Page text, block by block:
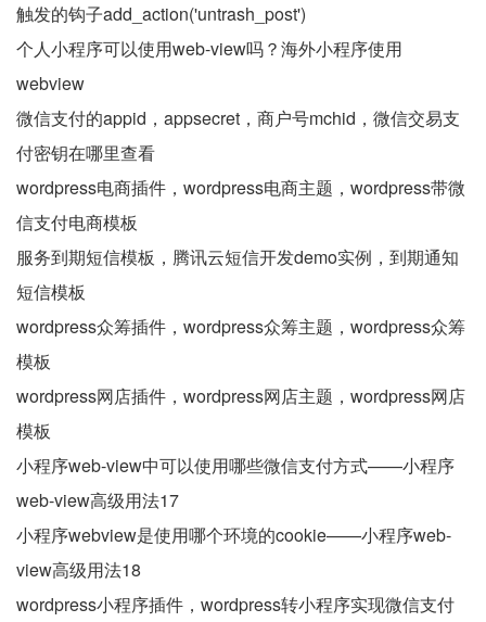
触发的钩子add_action('untrash_post')
个人小程序可以使用web-view吗？海外小程序使用
webview
微信支付的appid，appsecret，商户号mchid，微信交易支
付密钥在哪里查看
wordpress电商插件，wordpress电商主题，wordpress带微
信支付电商模板
服务到期短信模板，腾讯云短信开发demo实例，到期通知
短信模板
wordpress众筹插件，wordpress众筹主题，wordpress众筹
模板
wordpress网店插件，wordpress网店主题，wordpress网店
模板
小程序web-view中可以使用哪些微信支付方式——小程序
web-view高级用法17
小程序webview是使用哪个环境的cookie——小程序web-
view高级用法18
wordpress小程序插件，wordpress转小程序实现微信支付